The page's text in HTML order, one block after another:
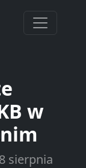
w
sierpnia